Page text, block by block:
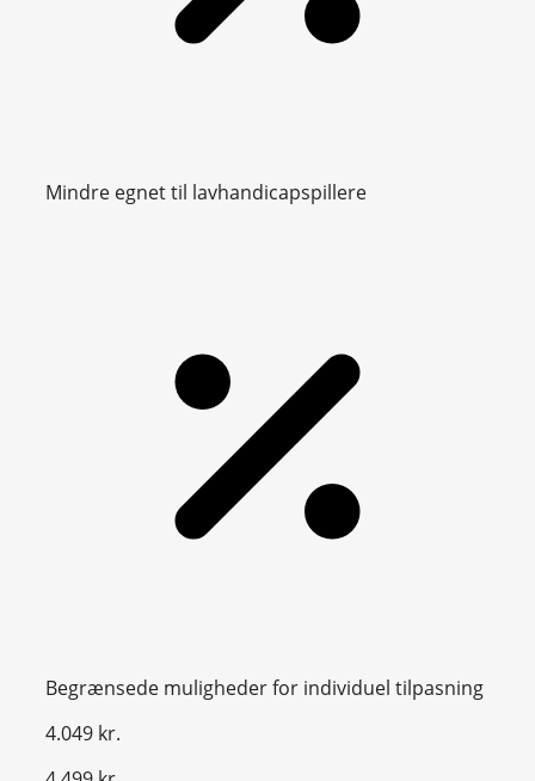
Mindre egnet til lavhandicapspillere
Begrænsede muligheder for individuel tilpasning
4.049 kr.